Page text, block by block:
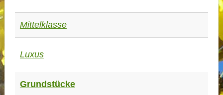
Mittelklasse
Luxus
Grundstücke